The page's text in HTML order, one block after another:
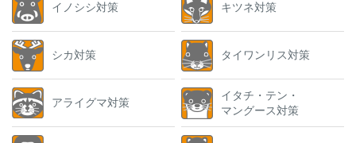
イノシシ対策
シカ対策
アライグマ対策
キツネ対策
タイワンリス対策
イタチ・テン・
マングース対策